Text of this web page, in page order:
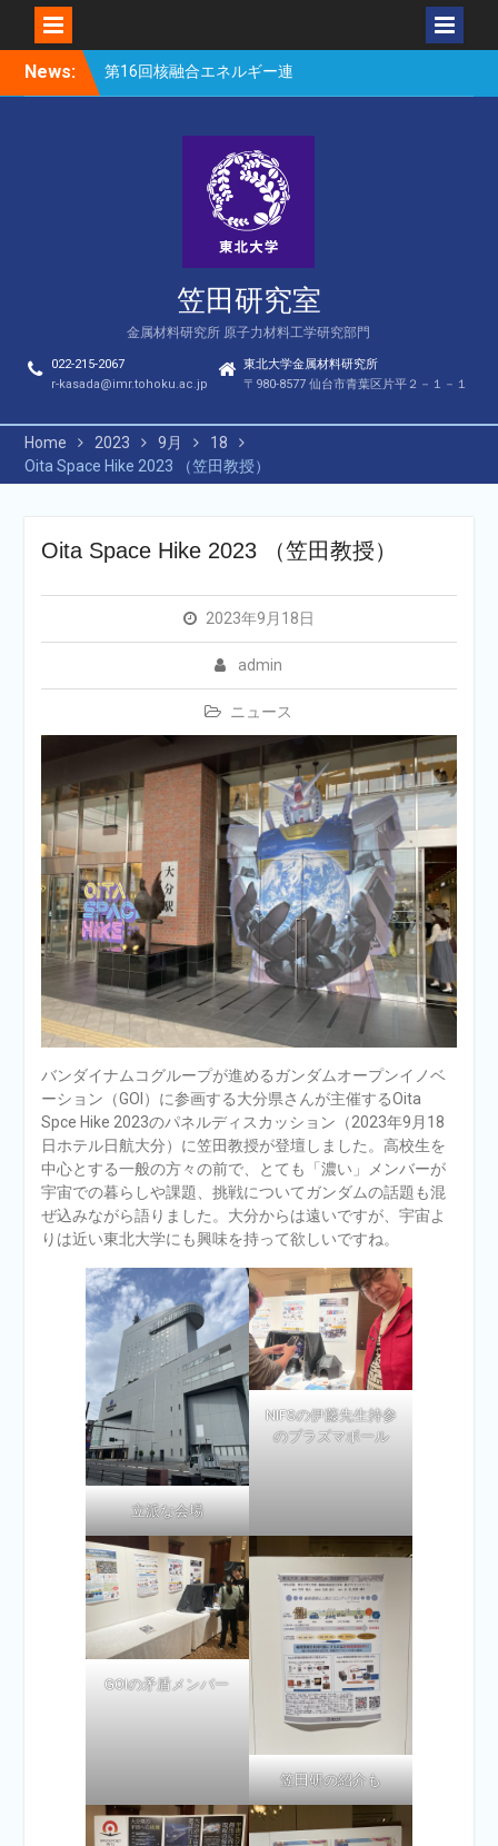
News:
第16回核融合エネルギー連
合講演会（笠田、Park、
村、Lee、He、Bae）
楽しい理科のはなし（仙台
市立松森小学校）
第16回核融合エネルギー連
合講演会若手優秀発表賞
笠田研究室
金属材料研究所 原子力材料工学研究部門
022-215-2067
r-kasada@imr.tohoku.ac.jp
東北大学金属材料研究所
〒980-8577 仙台市青葉区片平２－１－１
Home 2023 9月
18
Oita Space Hike 2023 （笠田教授）
Oita Space Hike 2023 （笠田教授）
2023年9月18日
admin
ニュース
バンダイナムコグループが進めるガンダムオープンイノベ
ーション（GOI）に参画する大分県さんが主催するOita
Spce Hike 2023のパネルディスカッション（2023年9月18
日ホテル日航大分）に笠田教授が登壇しました。高校生を
中心とする一般の方々の前で、とても「濃い」メンバーが
宇宙での暮らしや課題、挑戦についてガンダムの話題も混
ぜ込みながら語りました。大分からは遠いですが、宇宙よ
りは近い東北大学にも興味を持って欲しいですね。
立派な会場
NIFSの伊藤先生持参
のプラズマボール
GOIの矛盾メンバー
笠田研の紹介も